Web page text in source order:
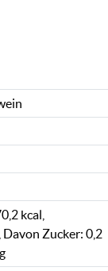
kcal,
Zucker: 0,2